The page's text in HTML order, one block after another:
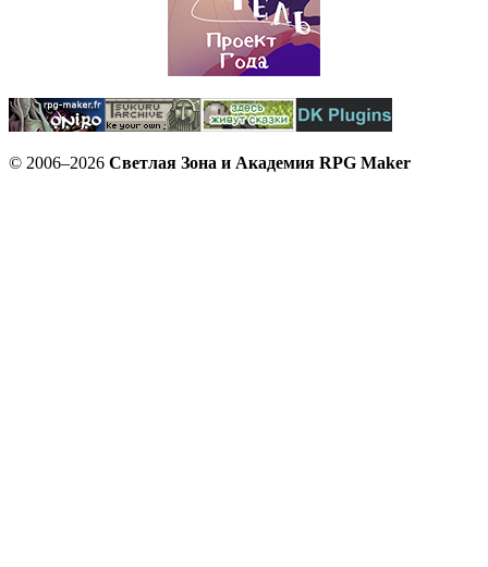
© 2006–2026 Светлая Зона и Академия RPG Maker